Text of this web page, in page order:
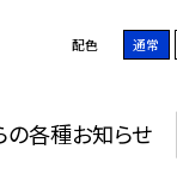
配色 通常
の各種お知らせ